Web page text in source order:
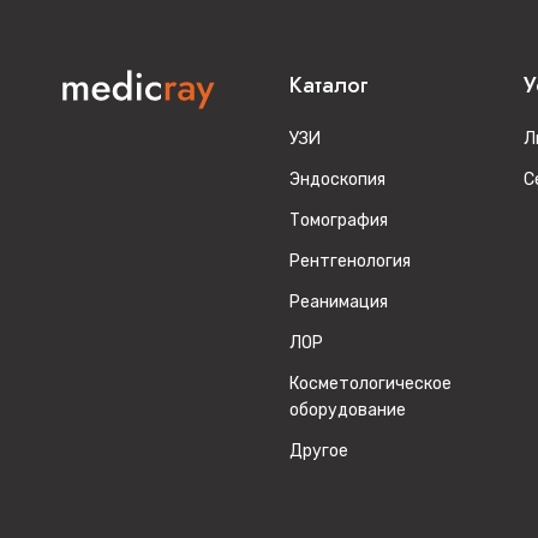
Каталог
УЗИ
Эндоскопия
Томография
Рентгенология
Реанимация
ЛОР
Косметологическое
оборудование
Другое